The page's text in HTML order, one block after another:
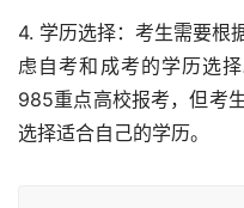
4. 学历选择：考生需要根
虑自考和成考的学历选
985重点高校报考，但考
选择适合自己的学历。